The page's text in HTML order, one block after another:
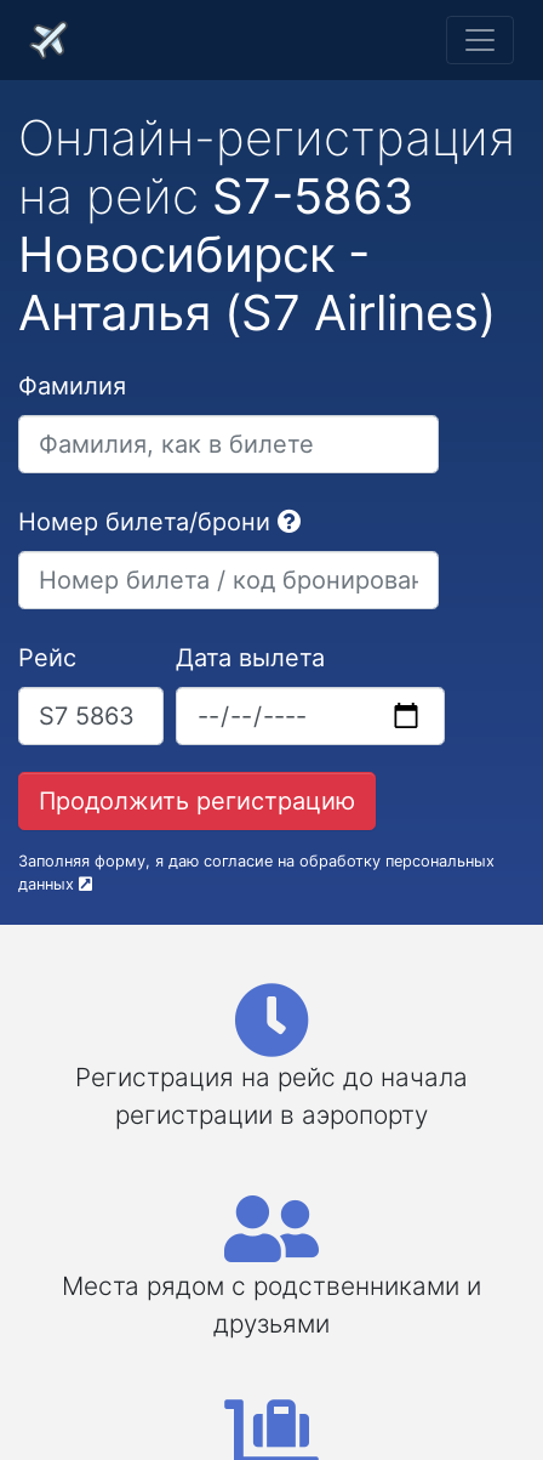
Онлайн-регистрация
на рейс S7-5863
Новосибирск -
Анталья (S7 Airlines)
Фамилия
Номер билета/брони
Рейс Дата вылета
Заполняя форму, я даю согласие на обработку персональных
данных
Регистрация на рейс до начала
регистрации в аэропорту
Места рядом с родственниками и
друзьями